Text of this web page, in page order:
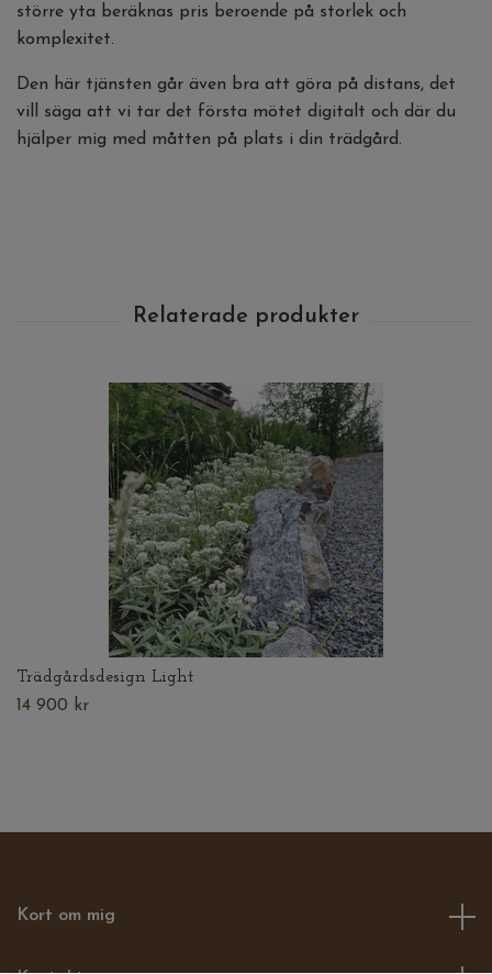
större yta beräknas pris beroende på storlek och
komplexitet.
Den här tjänsten går även bra att göra på distans, det
vill säga att vi tar det första mötet digitalt och där du
hjälper mig med måtten på plats i din trädgård.
Trädgårdsdesign Light
14 900 kr
Kort om mig